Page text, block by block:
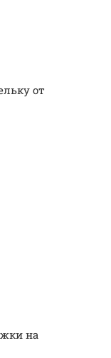
от
на